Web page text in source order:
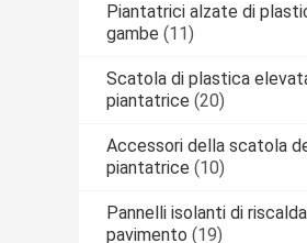
Piantatrici alzate di
gambe (11)
Scatola di plastica
piantatrice (20)
Accessori della scatola
piantatrice (10)
Pannelli isolanti di
pavimento (19)